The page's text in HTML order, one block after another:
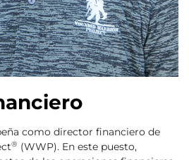
como director financiero de
® (WWP). En este puesto,